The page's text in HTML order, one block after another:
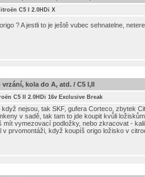
C5 I 2.0HDi X
? A jestli to je ještě vubec sehnatelne,
vrzání, kola do A, atd. / C5 I,II
C5 II 2.0HDi 16v Exclusive Break
nejsou, tak SKF, gufera Corteco, zbytek
v sadě, tak tam to jde koupit kvůli
mít vymezovací podložky, nebo zkracovat -
v prvomontáži, když koupíš origo ložisko v